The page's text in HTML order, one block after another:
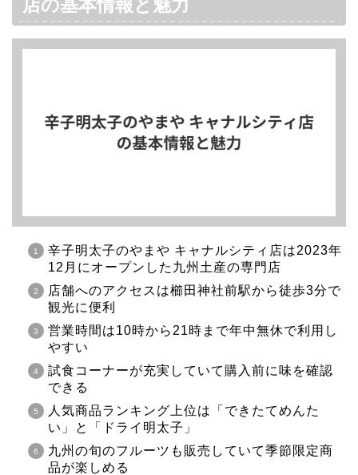
店の基本情報と魅力
辛子明太子のやまや キャナルシティ店は2023年
12月にオープンした九州土産の専門店
店舗へのアクセスは櫛田神社前駅から徒歩3分で
観光に便利
営業時間は10時から21時まで年中無休で利用し
やすい
試食コーナーが充実していて購入前に味を確認
できる
人気商品ランキング上位は「できたてめんた
い」と「ドライ明太子」
九州の旬のフルーツも販売していて季節限定商
品が楽しめる